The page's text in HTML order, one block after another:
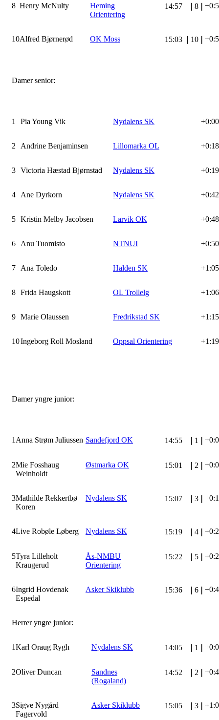
8 Henry McNulty
Heming
Orientering
14:57 8
10Alfred Bjørnerød OK Moss 15:03 10
Damer senior:
1 Pia Young Vik Nydalens SK +0:00
2 Andrine Benjaminsen Lillomarka OL +0:18
3 Victoria Hæstad Bjørnstad Nydalens SK +0:19
4 Ane Dyrkorn Nydalens SK +0:42
5 Kristin Melby Jacobsen Larvik OK +0:48
6 Anu Tuomisto NTNUI +0:50
7 Ana Toledo Halden SK +1:05
8 Frida Haugskott OL Trollelg +1:06
9 Marie Olaussen Fredrikstad SK +1:15
10Ingeborg Roll Mosland Oppsal Orientering +1:19
Damer yngre junior:
1 Anna Strøm Juliussen Sandefjord OK 14:55 1
2Mie Fosshaug
Weinholdt
Østmarka OK 15:01 2
3Mathilde Rekkertbø
Koren
Nydalens SK 15:07 3
4Live Robøle Løberg Nydalens SK 15:19 4
5Tyra Lilleholt
Kraugerud
Ås-NMBU
Orientering
15:22 5
6Ingrid Hovdenak
Espedal
Asker Skiklubb 15:36 6
Herrer yngre junior:
1Karl Oraug Rygh Nydalens SK 14:05 1
2Oliver Duncan
Sandnes
(Rogaland)
14:52 2
3Sigve Nygård
Fagervold
Asker Skiklubb 15:05 3